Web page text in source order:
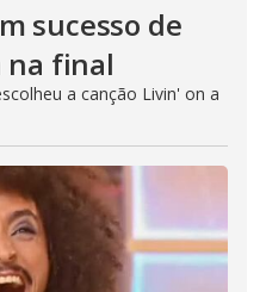
sucesso de
na final
a canção Livin' on a